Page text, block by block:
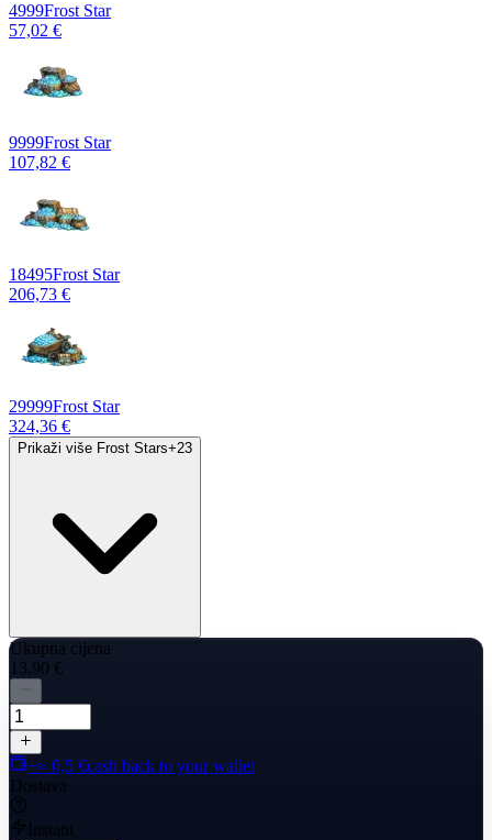
4999Frost Star
57,02 €
9999Frost Star
107,82 €
18495Frost Star
206,73 €
29999Frost Star
324,36 €
Prikaži više Frost Stars+23
Ukupna cijena
13,90 €
+≈ 0,5 €cash back to your wallet
Dostava
Instant